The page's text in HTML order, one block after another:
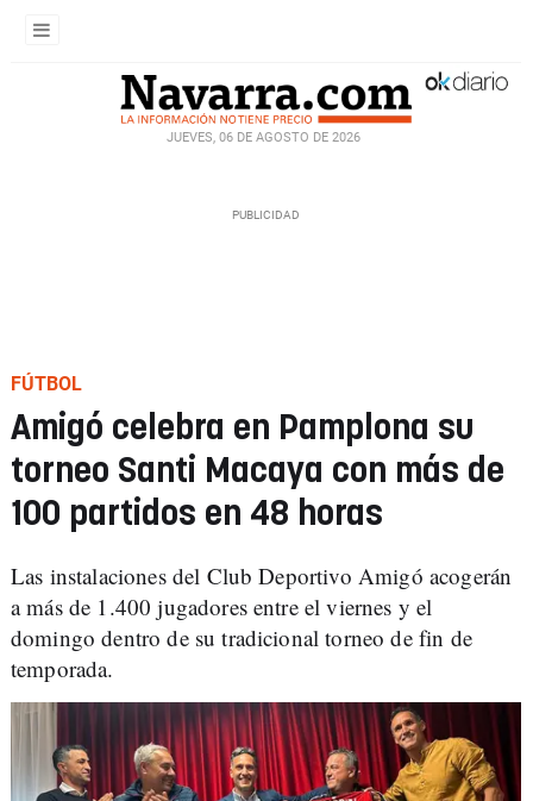
JUEVES, 06 DE AGOSTO DE 2026
FÚTBOL
Amigó celebra en Pamplona su
torneo Santi Macaya con más de
100 partidos en 48 horas
Las instalaciones del Club Deportivo Amigó acogerán
a más de 1.400 jugadores entre el viernes y el
domingo dentro de su tradicional torneo de fin de
temporada.